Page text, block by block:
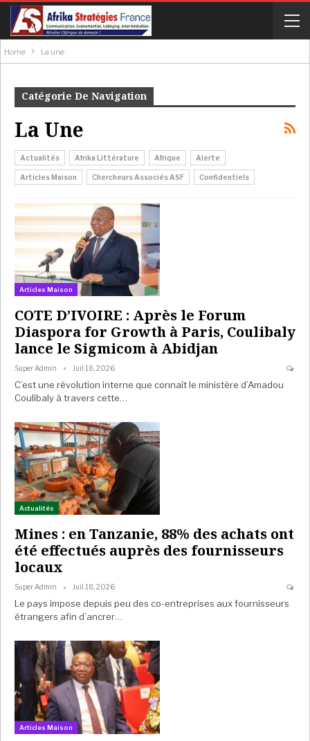
Home La une
Catégorie De Navigation
La Une
Actualités Afrika Littérature Afrique Alerte
Articles Maison Chercheurs Associés ASF Confidentiels
Articles Maison
COTE D’IVOIRE : Après le Forum
Diaspora for Growth à Paris, Coulibaly
lance le Sigmicom à Abidjan
Super Admin Juil 18, 2026
C’est une révolution interne que connaît le ministère d’Amadou
Coulibaly à travers cette…
Actualités
Mines : en Tanzanie, 88% des achats ont
été effectués auprès des fournisseurs
locaux
Super Admin Juil 18, 2026
Le pays impose depuis peu des co-entreprises aux fournisseurs
étrangers afin d’ancrer…
Articles Maison